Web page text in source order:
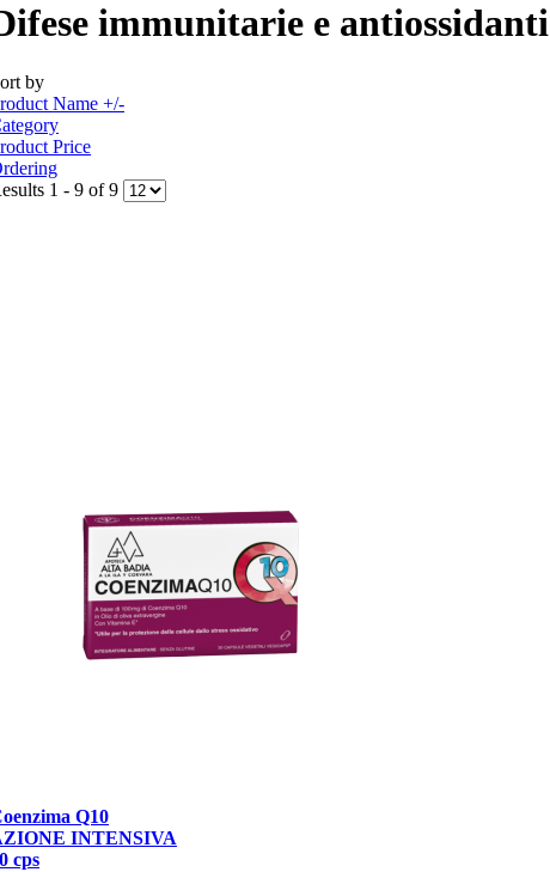
immunitarie e antiossidanti
by
Name +/-
Price
1 - 9 of 9
Q10
INTENSIVA
cps